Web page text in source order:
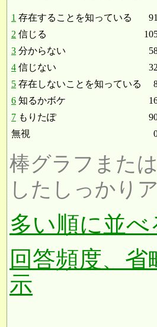
1 存在することを知っている
91
2 信じる
3 分からない
4 信じない 32
5 存在しないことを知っている
6 知るかボケ
7 もりたぽ
無視
棒グラフまた
したしっかり
多い順に並べ
回答頻度、
示